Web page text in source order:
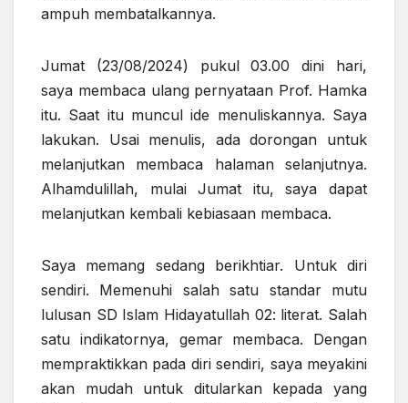
ampuh membatalkannya.
Jumat (23/08/2024) pukul 03.00 dini hari,
saya membaca ulang pernyataan Prof. Hamka
itu. Saat itu muncul ide menuliskannya. Saya
lakukan. Usai menulis, ada dorongan untuk
melanjutkan membaca halaman selanjutnya.
Alhamdulillah, mulai Jumat itu, saya dapat
melanjutkan kembali kebiasaan membaca.
Saya memang sedang berikhtiar. Untuk diri
sendiri. Memenuhi salah satu standar mutu
lulusan SD Islam Hidayatullah 02: literat. Salah
satu indikatornya, gemar membaca. Dengan
mempraktikkan pada diri sendiri, saya meyakini
akan mudah untuk ditularkan kepada yang